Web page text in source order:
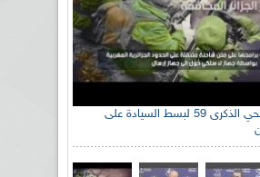
الإذاعة الجزائرية تحي الذكرى 59 لبسط السيادة على